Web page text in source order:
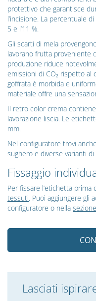
protettivo che garantisce
l’incisione. La percentuale
5 e l’11 %.
Gli scarti di mela
lavorano frutta proveniente
produzione riduce
emissioni di CO₂ rispetto al
goffrata è morbida e
materiale offre una
Il retro color crema
lavorazione liscia. Le
mm.
Nel configuratore trovi
sughero e diverse varianti di
Fissaggio
Per fissare l’etichetta prima
tessuti. Puoi aggiungere gli
configuratore o nella
Lasciati